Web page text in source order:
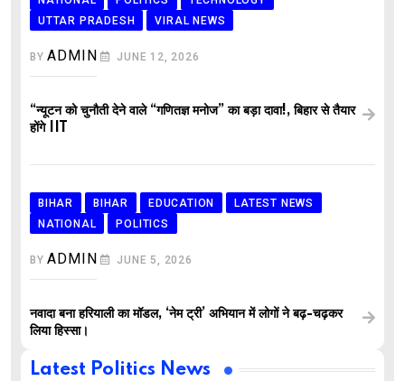
UTTAR PRADESH
VIRAL NEWS
BYADMIN JUNE 12, 2026
“न्यूटन को चुनौती देने वाले “गणितज्ञ मनोज” का बड़ा दावा!, बिहार से तैयार
होंगे IIT
BIHAR BIHAR EDUCATION
LATEST NEWS
NATIONAL
POLITICS
BYADMIN JUNE 5, 2026
नवादा बना हरियाली का मॉडल, ‘नेम ट्री’ अभियान में लोगों ने बढ़-चढ़कर
लिया हिस्सा।
Latest Politics News